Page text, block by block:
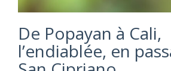
De Popayan à Cali,
l’endiablée, en